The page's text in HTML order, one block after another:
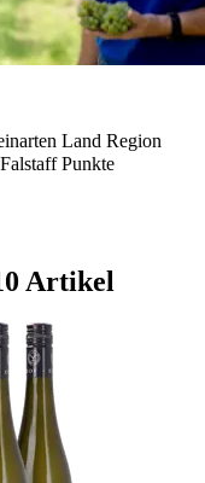
Land Region
Falstaff Punkte
Artikel